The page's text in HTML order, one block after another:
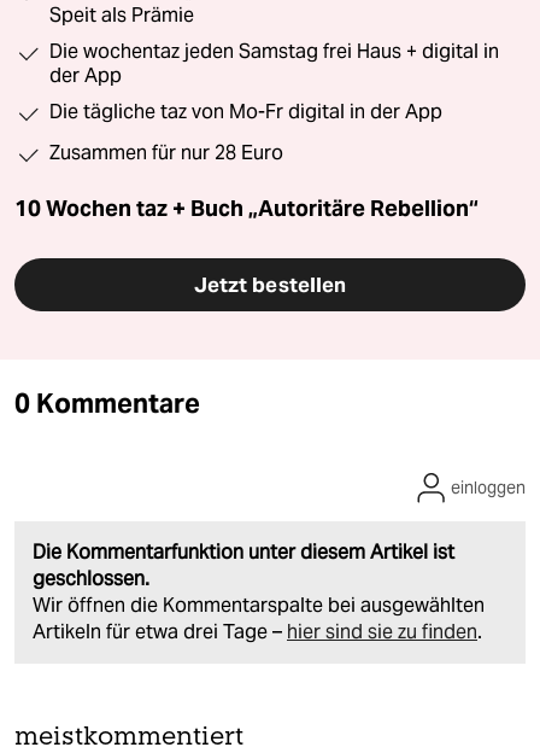
Speit als Prämie
Die wochentaz jeden Samstag frei Haus + digital in
der App
Die tägliche taz von Mo-Fr digital in der App
Zusammen für nur 28 Euro
10 Wochen taz + Buch „Autoritäre Rebellion“
Jetzt bestellen
0 Kommentare
Die Kommentarfunktion unter diesem Artikel ist
geschlossen.
Wir öffnen die Kommentarspalte bei ausgewählten
Artikeln für etwa drei Tage – hier sind sie zu finden.
einloggen
meistkommentiert